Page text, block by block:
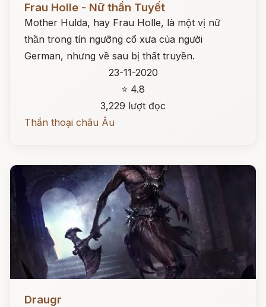
Frau Holle - Nữ thần Tuyết
Mother Hulda, hay Frau Holle, là một vị nữ
thần trong tín ngưỡng cổ xưa của người
German, nhưng về sau bị thất truyền.
23-11-2020
⭐ 4.8
3,229 lượt đọc
Thần thoại châu Âu
Draugr